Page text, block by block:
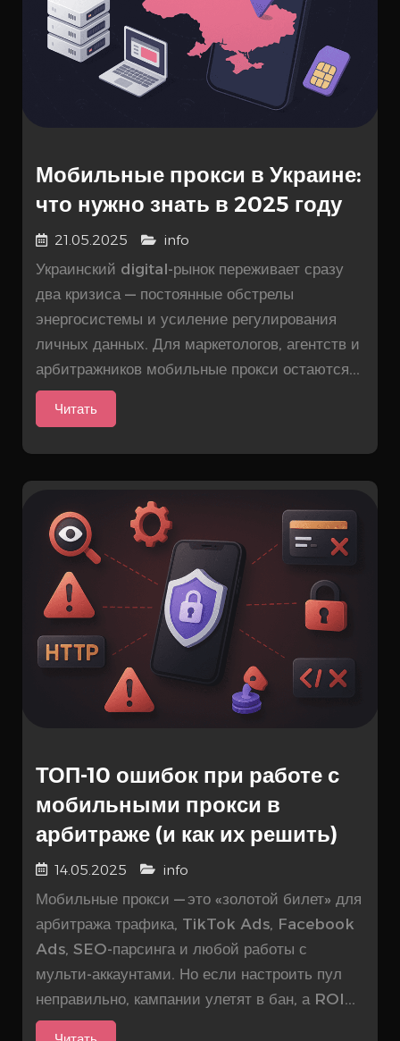
Мобильные прокси в Украине:
что нужно знать в 2025 году
21.05.2025 info
Украинский digital-рынок переживает сразу
два кризиса — постоянные обстрелы
энергосистемы и усиление регулирования
личных данных. Для маркетологов, агентств и
арбитражников мобильные прокси остаются...
Читать
ТОП-10 ошибок при работе с
мобильными прокси в
арбитраже (и как их решить)
14.05.2025 info
Мобильные прокси — это «золотой билет» для
арбитража трафика, TikTok Ads, Facebook
Ads, SEO-парсинга и любой работы с
мульти-аккаунтами. Но если настроить пул
неправильно, кампании улетят в бан, а ROI...